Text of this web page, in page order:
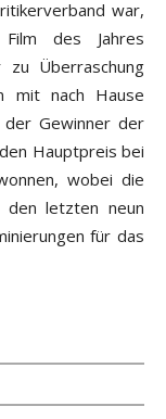
war,
des Jahres
Überraschung
mit nach Hause
Gewinner der
Hauptpreis bei
wobei die
letzten neun
für das